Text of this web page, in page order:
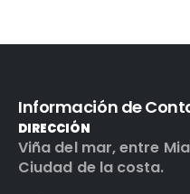
Información de
DIRECCIÓN
Viña del mar, entre
Ciudad de la costa.